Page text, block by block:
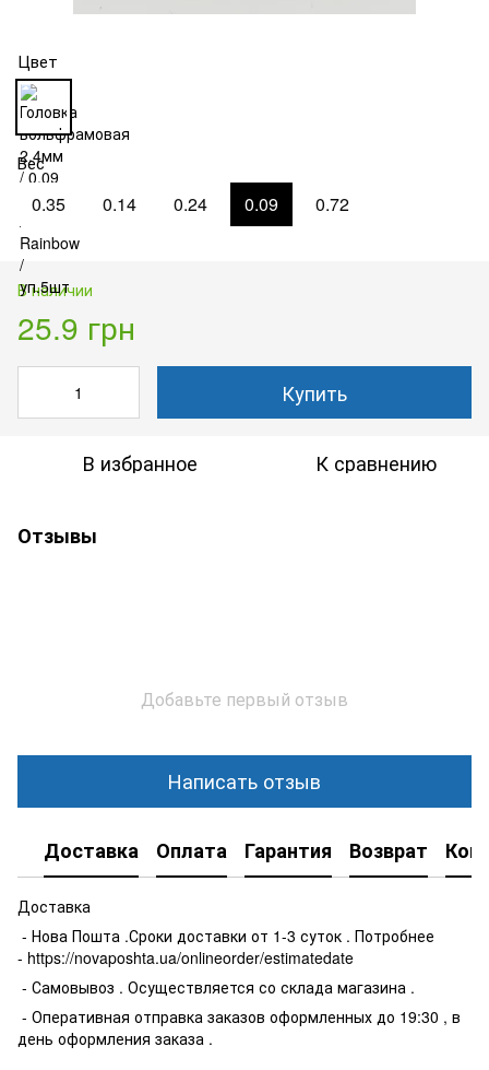
Цвет
Вес
0.35 0.14 0.24 0.09 0.72
В наличии
25.9 грн
Купить
В избранное К сравнению
Отзывы
Добавьте первый отзыв
Написать отзыв
Доставка Оплата Гарантия Возврат
Доставка
- Нова Пошта .Сроки доставки от 1-3 суток . Потробнее
- https://novaposhta.ua/onlineorder/estimatedate
- Самовывоз . Осуществляется со склада магазина .
- Оперативная отправка заказов оформленных до 19:30 , в
день оформления заказа .